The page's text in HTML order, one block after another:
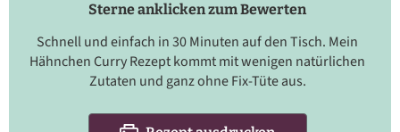
Sterne anklicken zum Bewerten
Schnell und einfach in 30 Minuten auf den Tisch. Mein
Hähnchen Curry Rezept kommt mit wenigen natürlichen
Zutaten und ganz ohne Fix-Tüte aus.